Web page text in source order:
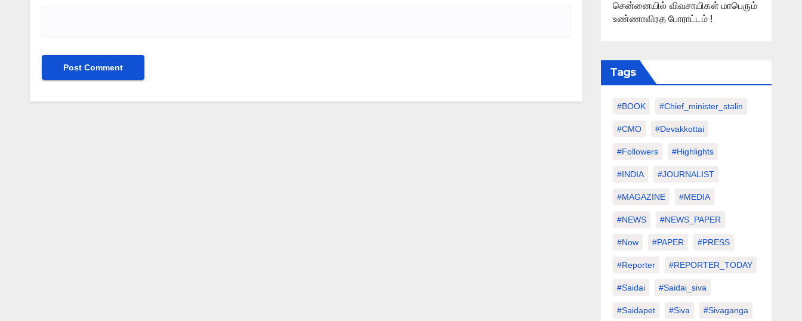
சென்னையில் விவசாயிகள் மாபெரும்
உண்ணாவிரத போராட்டம் !
Tags
#BOOK #chief_minister_stalin
#CMO #devakkottai
#followers #highlights
#INDIA #JOURNALIST
#MAGAZINE #MEDIA
#NEWS #NEWS_PAPER
#Now #PAPER #PRESS
#Reporter #REPORTER_TODAY
#saidai #saidai_siva
#saidapet #Siva #Sivaganga